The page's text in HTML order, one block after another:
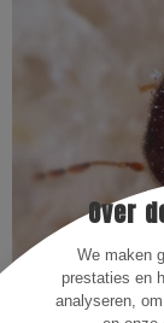
Over
We maken
prestaties en
analyseren,
De larven van
knaagt naar
zijn de
langwerpige
van kleur. De
tussen de 2 en